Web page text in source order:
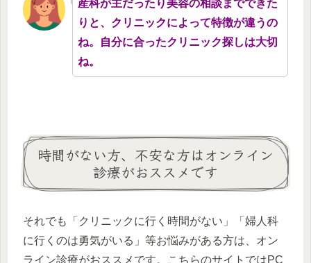
産科が主だったり美容の相談までできた
りと、クリニックによって特徴が違うの
ね。自分に合ったクリニック探しは大切
ね。
時間がない方、不安な方はオンライン
診療がおススメです
それでも「クリニックに行く時間がない」「婦人科
に行くのは勇気がいる」等お悩みがある方は、オン
ライン診療がおススメです。こちらのサイトではPC